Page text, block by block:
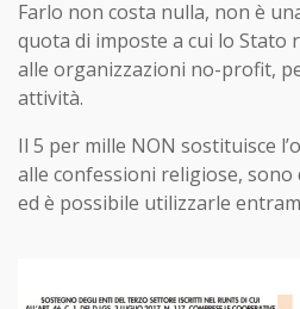
Farlo non costa nulla, non è
quota di imposte a cui lo Stato
alle organizzazioni no-profit,
attività.
Il 5 per mille NON sostituisce
alle confessioni religiose,
ed è possibile utilizzarle